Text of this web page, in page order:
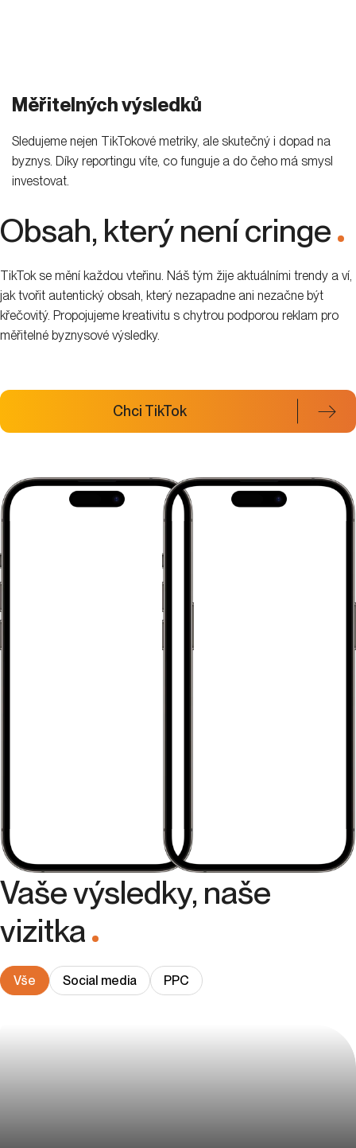
Měřitelných výsledků
Sledujeme nejen TikTokové metriky, ale skutečný i dopad na
byznys. Díky reportingu víte, co funguje a do čeho má smysl
investovat.
Obsah, který není cringe
.
TikTok se mění každou vteřinu. Náš tým žije aktuálními trendy a ví,
jak tvořit autentický obsah, který nezapadne ani nezačne být
křečovitý. Propojujeme kreativitu s chytrou podporou reklam pro
měřitelné byznysové výsledky.
Chci TikTok
Vaše výsledky, naše
vizitka
.
Vše Social media PPC